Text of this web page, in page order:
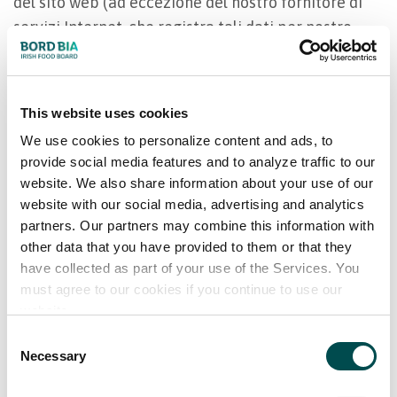
This website uses cookies
We use cookies to personalize content and ads, to
provide social media features and to analyze traffic to our
website. We also share information about your use of our
website with our social media, advertising and analytics
partners. Our partners may combine this information with
other data that you have provided to them or that they
have collected as part of your use of the Services. You
must agree to our cookies if you continue to use our
Selection
Necessary
servizi Internet, che registra tali dati per nostro
conto e che è vincolato da disposizioni di
riservatezza in materia), a meno che non sia
saranno utilizzate esclusivamente da Bord Bia, e
solo per scopi statistici e per altri scopi
amministrativi. Si prega di notare che tali dettagli
tecnici, che non possiamo associare ad alcun
individuo identificabile, non costituiscono “dati
personali” ai fini delle leggi sulla protezione dei
dati personali (Data Protection Act 1988 e 2003).
Il presente sito web utilizza il servizio HotJar per
analizzare il comportamento online e il feedback